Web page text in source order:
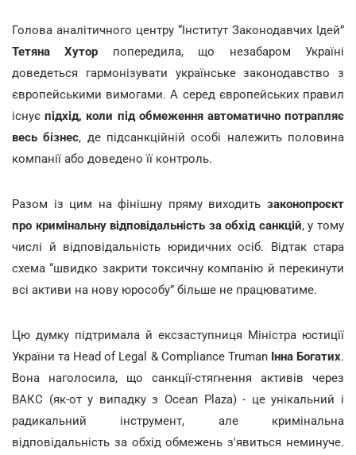
Голова аналітичного центру “Інститут Законодавчих Ідей”
Тетяна Хутор попередила, що незабаром Україні
доведеться гармонізувати українське законодавство з
європейськими вимогами. А серед європейських правил
існуєпідхід, коли під обмеження автоматично потрапляє
весь бізнес, де підсанкційній особі належить половина
компанії або доведено її контроль.
Разом із цим на фінішну пряму виходить законопроєкт
про кримінальну відповідальність за обхід санкцій, у тому
числі й відповідальність юридичних осіб. Відтак стара
схема “швидко закрити токсичну компанію й перекинути
всі активи на нову юрособу” більше не працюватиме.
Цю думку підтримала й ексзаступниця Міністра юстиції
України та Head of Legal & Compliance Truman Інна Богатих.
Вона наголосила, що санкції-стягнення активів через
ВАКС (як-от у випадку з Ocean Plaza) - це унікальний і
радикальний інструмент, але кримінальна
відповідальність за обхід обмежень з'явиться неминуче.